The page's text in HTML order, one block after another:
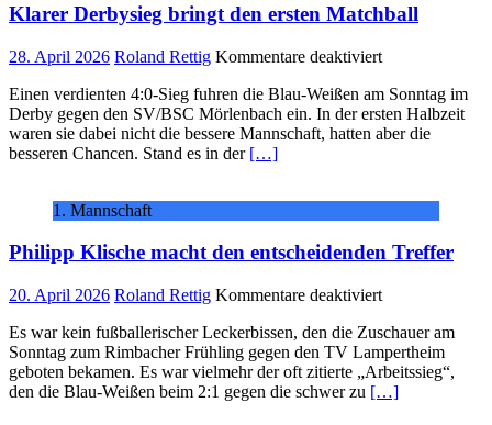
sagt
Meisterfete
Klarer Derbysieg bringt den ersten Matchball
28. April 2026 Roland Rettig Kommentare deaktiviertfür
Derbysieg
bringt
den
Einen verdienten 4:0-Sieg fuhren die Blau-Weißen am Sonntag im
Derby gegen den SV/BSC Mörlenbach ein. In der ersten Halbzeit
waren sie dabei nicht die bessere Mannschaft, hatten aber die
besseren Chancen. Stand es in der […]
1. Mannschaft
Philipp Klische macht den entscheidenden Treffer
20. April 2026 Roland Rettig Kommentare deaktiviertfür
Klische
macht
den
entscheidenden
Es war kein fußballerischer Leckerbissen, den die Zuschauer am
Sonntag zum Rimbacher Frühling gegen den TV Lampertheim
geboten bekamen. Es war vielmehr der oft zitierte „Arbeitssieg“,
den die Blau-Weißen beim 2:1 gegen die schwer zu […]